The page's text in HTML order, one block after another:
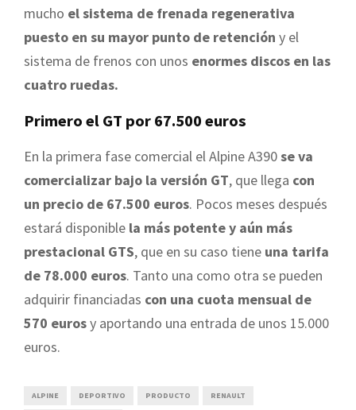
mucho el sistema de frenada regenerativa
puesto en su mayor punto de retención y el
sistema de frenos con unos enormes discos en las
cuatro ruedas.
Primero el GT por 67.500 euros
En la primera fase comercial el Alpine A390se va
comercializar bajo la versión GT, que llega con
un precio de 67.500 euros. Pocos meses después
estará disponible la más potente y aún más
prestacional GTS, que en su caso tiene una tarifa
de 78.000 euros. Tanto una como otra se pueden
adquirir financiadas con una cuota mensual de
570 eurosy aportando una entrada de unos 15.000
euros.
ALPINE DEPORTIVO PRODUCTO RENAULT